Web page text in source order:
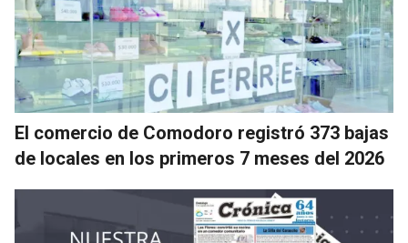
El comercio de Comodoro registró 373 bajas
de locales en los primeros 7 meses del 2026